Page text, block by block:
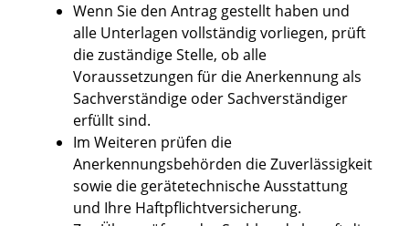
Wenn Sie den Antrag gestellt haben und
alle Unterlagen vollständig vorliegen, prüft
die zuständige Stelle, ob alle
Voraussetzungen für die Anerkennung als
Sachverständige oder Sachverständiger
erfüllt sind.
Im Weiteren prüfen die
Anerkennungsbehörden die Zuverlässigkeit
sowie die gerätetechnische Ausstattung
und Ihre Haftpflichtversicherung.